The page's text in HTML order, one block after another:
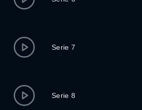
Serie 7
Serie 8